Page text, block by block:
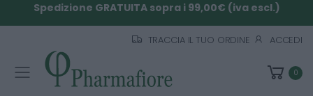
Spedizione GRATUITA sopra i 99,00€ (iva escl.)
TRACCIA IL TUO ORDINE ACCEDI
Toggle mobile menu 0